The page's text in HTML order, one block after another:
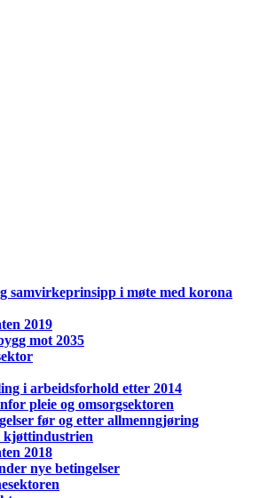
samvirkeprinsipp i møte med korona
2019
mot 2035
i arbeidsforhold etter 2014
pleie og omsorgsektoren
før og etter allmenngjøring
kjøttindustrien
2018
nye betingelser